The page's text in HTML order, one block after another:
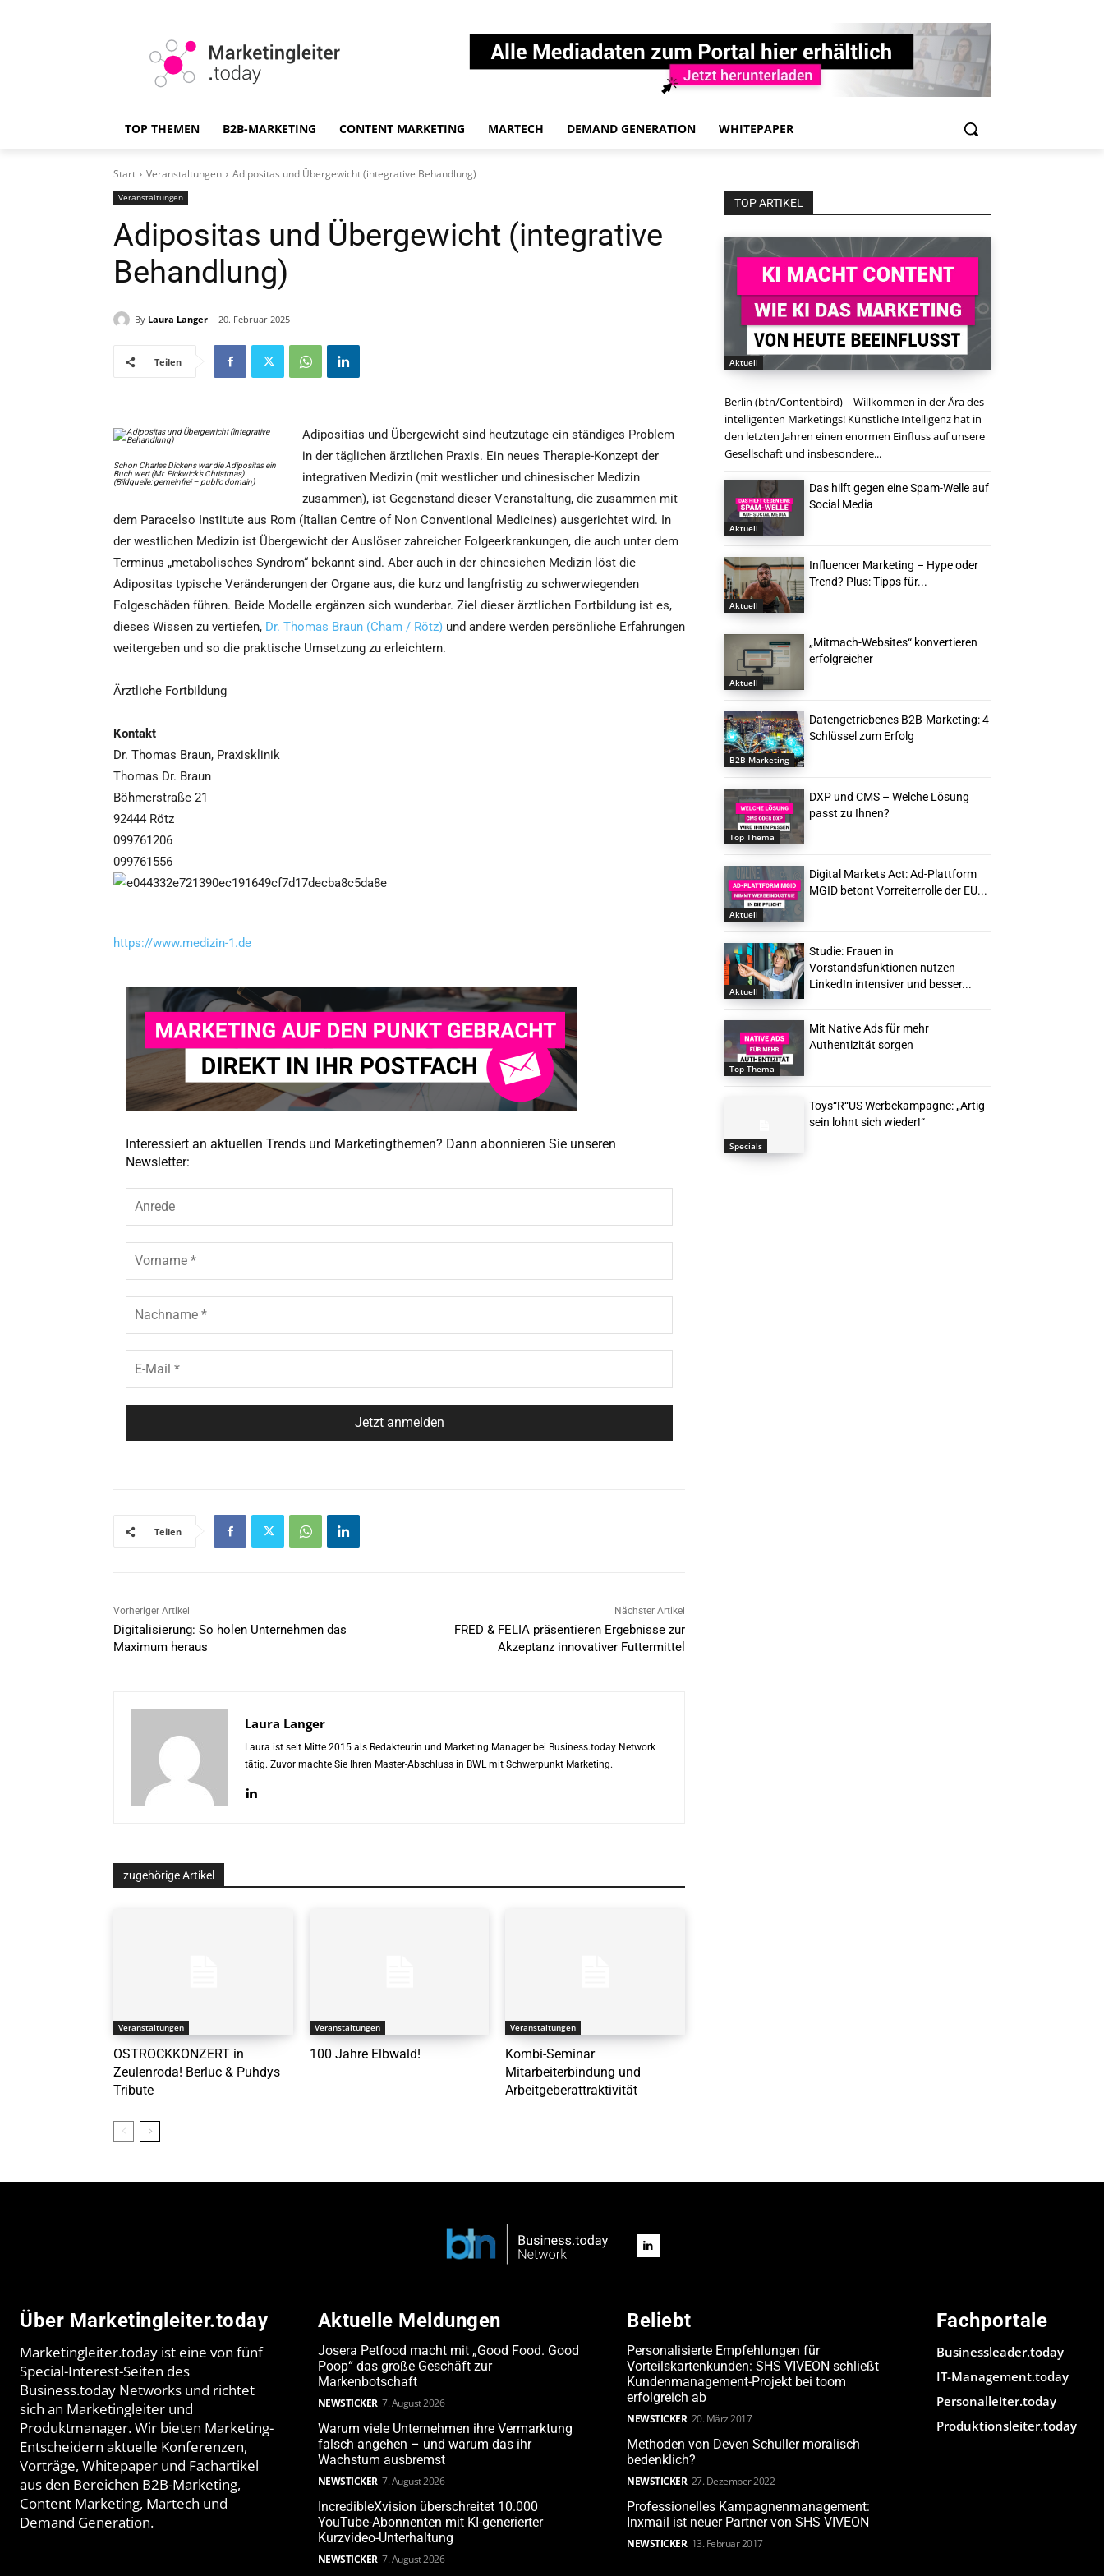
TOP THEMEN B2B-MARKETING CONTENT MARKETING MARTECH DEMAND GENERATION WHITEPAPER
Start Veranstaltungen Adipositas und Übergewicht (integrative Behandlung)
Veranstaltungen
Adipositas und Übergewicht (integrative
Behandlung)
By Laura Langer 20. Februar 2025
Teilen
Schon Charles Dickens war die Adipositas ein
Buch wert (Mr. Pickwick’s Christmas)
(Bildquelle: gemeinfrei – public domain)
Adipositias und Übergewicht sind heutzutage ein ständiges Problem
in der täglichen ärztlichen Praxis. Ein neues Therapie-Konzept der
integrativen Medizin (mit westlicher und chinesischer Medizin
zusammen), ist Gegenstand dieser Veranstaltung, die zusammen mit
dem Paracelso Institute aus Rom (Italian Centre of Non Conventional Medicines) ausgerichtet wird. In
der westlichen Medizin ist Übergewicht der Auslöser zahreicher Folgeerkrankungen, die auch unter dem
Terminus „metabolisches Syndrom“ bekannt sind. Aber auch in der chinesichen Medizin löst die
Adipositas typische Veränderungen der Organe aus, die kurz und langfristig zu schwerwiegenden
Folgeschäden führen. Beide Modelle ergänzen sich wunderbar. Ziel dieser ärztlichen Fortbildung ist es,
dieses Wissen zu vertiefen, Dr. Thomas Braun (Cham / Rötz) und andere werden persönliche Erfahrungen
weitergeben und so die praktische Umsetzung zu erleichtern.
Ärztliche Fortbildung
Kontakt
Dr. Thomas Braun, Praxisklinik
Thomas Dr. Braun
Böhmerstraße 21
92444 Rötz
099761206
099761556
https://www.medizin-1.de
Interessiert an aktuellen Trends und Marketingthemen? Dann abonnieren Sie unseren
Newsletter:
Teilen
Vorheriger Artikel
Digitalisierung: So holen Unternehmen das
Maximum heraus
Nächster Artikel
FRED & FELIA präsentieren Ergebnisse zur
Akzeptanz innovativer Futtermittel
Laura Langer
Laura ist seit Mitte 2015 als Redakteurin und Marketing Manager bei Business.today Network
tätig. Zuvor machte Sie Ihren Master-Abschluss in BWL mit Schwerpunkt Marketing.
zugehörige Artikel
Veranstaltungen
OSTROCKKONZERT in
Zeulenroda! Berluc & Puhdys
Tribute
Veranstaltungen
100 Jahre Elbwald!
Veranstaltungen
Kombi-Seminar
Mitarbeiterbindung und
Arbeitgeberattraktivität
TOP ARTIKEL
Aktuell
Berlin (btn/Contentbird) - Willkommen in der Ära des
intelligenten Marketings! Künstliche Intelligenz hat in
den letzten Jahren einen enormen Einfluss auf unsere
Gesellschaft und insbesondere...
Aktuell
Das hilft gegen eine Spam-Welle auf
Social Media
Aktuell
Influencer Marketing – Hype oder
Trend? Plus: Tipps für...
Aktuell
„Mitmach-Websites“ konvertieren
erfolgreicher
B2B-Marketing
Datengetriebenes B2B-Marketing: 4
Schlüssel zum Erfolg
Top Thema
DXP und CMS – Welche Lösung
passt zu Ihnen?
Aktuell
Digital Markets Act: Ad-Plattform
MGID betont Vorreiterrolle der EU...
Aktuell
Studie: Frauen in
Vorstandsfunktionen nutzen
LinkedIn intensiver und besser...
Top Thema
Mit Native Ads für mehr
Authentizität sorgen
Specials
Toys“R“US Werbekampagne: „Artig
sein lohnt sich wieder!“
Über Marketingleiter.today
Marketingleiter.today ist eine von fünf
Special-Interest-Seiten des
Business.today Networks und richtet
sich an Marketingleiter und
Produktmanager. Wir bieten Marketing-
Entscheidern aktuelle Konferenzen,
Vorträge, Whitepaper und Fachartikel
aus den Bereichen B2B-Marketing,
Content Marketing, Martech und
Demand Generation.
Aktuelle Meldungen
Josera Petfood macht mit „Good Food. Good
Poop“ das große Geschäft zur
Markenbotschaft
NEWSTICKER 7. August 2026
Warum viele Unternehmen ihre Vermarktung
falsch angehen – und warum das ihr
Wachstum ausbremst
NEWSTICKER 7. August 2026
IncredibleXvision überschreitet 10.000
YouTube-Abonnenten mit KI-generierter
Kurzvideo-Unterhaltung
NEWSTICKER 7. August 2026
Beliebt
Personalisierte Empfehlungen für
Vorteilskartenkunden: SHS VIVEON schließt
Kundenmanagement-Projekt bei toom
erfolgreich ab
NEWSTICKER 20. März 2017
Methoden von Deven Schuller moralisch
bedenklich?
NEWSTICKER 27. Dezember 2022
Professionelles Kampagnenmanagement:
Inxmail ist neuer Partner von SHS VIVEON
NEWSTICKER 13. Februar 2017
Fachportale
Businessleader.today
IT-Management.today
Personalleiter.today
Produktionsleiter.today